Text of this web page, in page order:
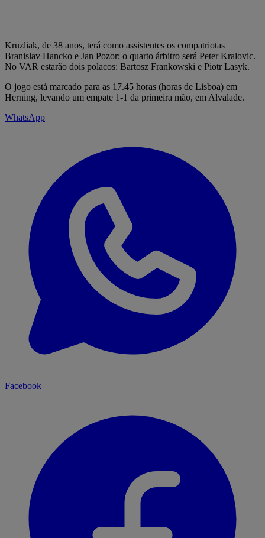
Kruzliak, de 38 anos, terá como assistentes os compatriotas
Branislav Hancko e Jan Pozor; o quarto árbitro será Peter Kralovic.
No VAR estarão dois polacos: Bartosz Frankowski e Piotr Lasyk.
O jogo está marcado para as 17.45 horas (horas de Lisboa) em
Herning, levando um empate 1-1 da primeira mão, em Alvalade.
WhatsApp
Facebook